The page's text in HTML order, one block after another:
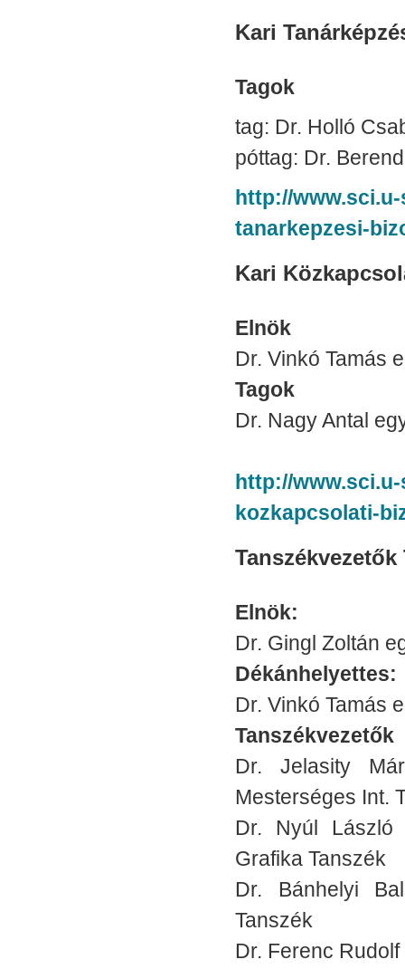
Kari
Tagok
tag: Dr. Holló
póttag: Dr.
http://
tanarkepzesi-
Kari
Elnök
Dr. Vinkó Tamás
Tagok
Dr. Nagy Antal
http://
kozkapcsolati-
Elnök:
Dr. Gingl Zoltán
Dékánhelyettes:
Dr. Vinkó Tamás
Tanszékvezetők
Dr. Jelasity
Mesterséges Int.
Dr. Nyúl László
Grafika Tanszék
Dr. Bánhelyi
Tanszék
Dr. Ferenc